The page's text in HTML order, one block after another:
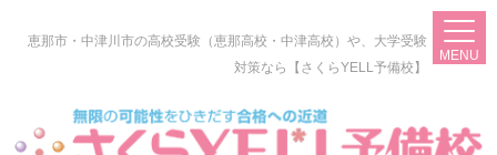
恵那市・中津川市の高校受験（恵那高校・中津高校）や、大学受験
対策なら【さくらYELL予備校】
MENU